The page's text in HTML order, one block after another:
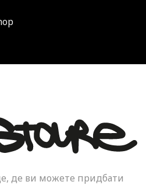
де ви можете придбати